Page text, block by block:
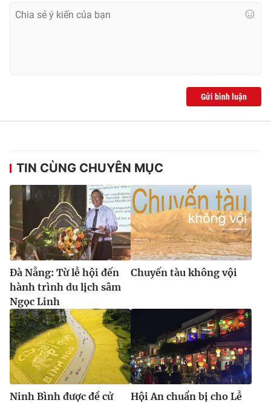
Email: toasoan@vtv.vn
® Cấm sao chép dưới mọi hình thức nếu không có sự chấp
thuận bằng văn bản. Ghi rõ nguồn VTV.vn khi phát hành lại
thông tin từ website này.
Gửi bình luận
TIN CÙNG CHUYÊN MỤC
Đà Nẵng: Từ lễ hội đến
hành trình du lịch sâm
Ngọc Linh
Chuyến tàu không vội
Ninh Bình được đề cử
Hội An chuẩn bị cho Lễ